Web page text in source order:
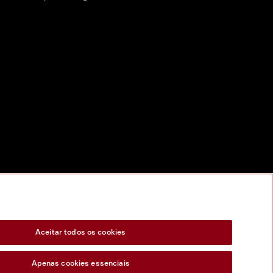
Aceitar todos os cookies
Apenas cookies essenciais